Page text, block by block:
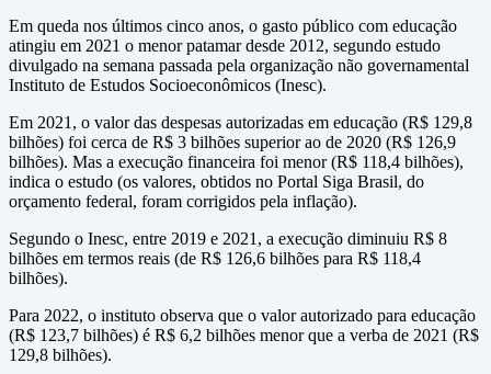
Em queda nos últimos cinco anos, o gasto público com educação
atingiu em 2021 o menor patamar desde 2012, segundo estudo
divulgado na semana passada pela organização não governamental
Instituto de Estudos Socioeconômicos (Inesc).
Em 2021, o valor das despesas autorizadas em educação (R$ 129,8
bilhões) foi cerca de R$ 3 bilhões superior ao de 2020 (R$ 126,9
bilhões). Mas a execução financeira foi menor (R$ 118,4 bilhões),
indica o estudo (os valores, obtidos no Portal Siga Brasil, do
orçamento federal, foram corrigidos pela inflação).
Segundo o Inesc, entre 2019 e 2021, a execução diminuiu R$ 8
bilhões em termos reais (de R$ 126,6 bilhões para R$ 118,4
bilhões).
Para 2022, o instituto observa que o valor autorizado para educação
(R$ 123,7 bilhões) é R$ 6,2 bilhões menor que a verba de 2021 (R$
129,8 bilhões).